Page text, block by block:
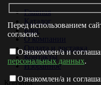
Главная
Каталог
Блог
О компании
Оплата и доставка
Контакты
Избранное
Корзина
Перед использованием
согласие.
Ознакомлен/а и
персональных данных.
Ознакомлен/а и